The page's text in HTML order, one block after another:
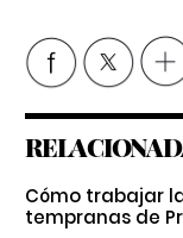
Cómo trabajar
tempranas de